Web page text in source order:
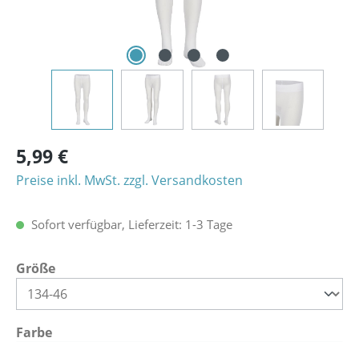
5,99 €
Preise inkl. MwSt. zzgl. Versandkosten
Sofort verfügbar, Lieferzeit: 1-3 Tage
Größeauswählen
Farbeauswählen